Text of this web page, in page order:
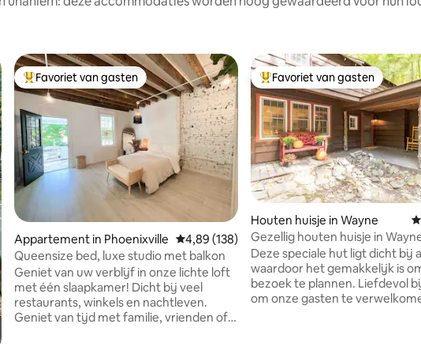
Topfavoriet van gasten
Favoriet van gasten
Appartement in Phoenixville Gemiddelde beoordeling van 4,89 op 5, 138
4,89 (138)
Queensize bed, luxe studio met balkon
Geniet van uw verblijf in onze lichte loft
met één slaapkamer! Dicht bij veel
restaurants, winkels en nachtleven.
Geniet van tijd met familie, vrienden of
Topfavoriet van gasten
Favoriet van gasten
Houten huisje in Wayne
Gezellig houten huisje in
Deze speciale hut ligt dicht bij
waardoor het gemakkelijk is
bezoek te plannen. Liefdevol
om onze gasten te